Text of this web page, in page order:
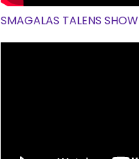
SMAGALAS TALENS